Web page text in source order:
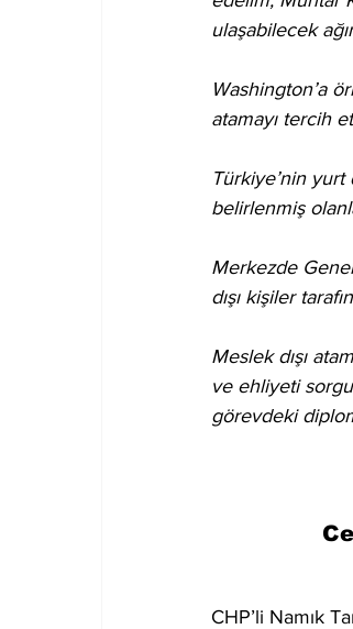
ulaşabilecek
Washington’a
atamayı tercih
Türkiye’nin yurt
belirlenmiş
Merkezde
dışı kişiler
Meslek dışı
ve ehliyeti
görevdeki
CHP’li Namık